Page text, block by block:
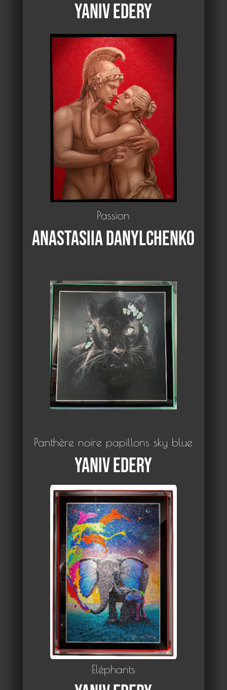
Yaniv Edery
Passion
Anastasiia DANYLCHENKO
Panthère noire papillons sky blue
Yaniv Edery
Eléphants